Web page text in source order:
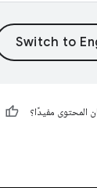
المحتوى مفيدًا؟